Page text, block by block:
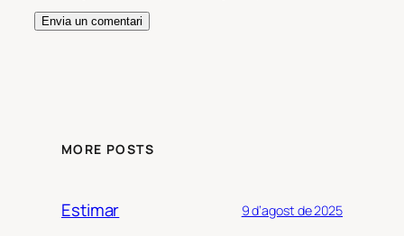
MORE POSTS
Estimar 9 d’agost de 2025